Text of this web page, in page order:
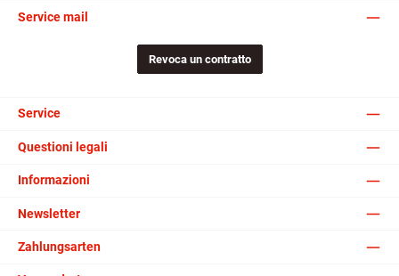
Service mail
Revoca un contratto
Service
Questioni legali
Informazioni
Newsletter
Zahlungsarten